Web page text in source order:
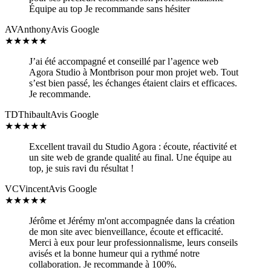
Équipe au top Je recommande sans hésiter
AVAnthonyAvis Google
★★★★★
J’ai été accompagné et conseillé par l’agence web
Agora Studio à Montbrison pour mon projet web. Tout
s’est bien passé, les échanges étaient clairs et efficaces.
Je recommande.
TDThibaultAvis Google
★★★★★
Excellent travail du Studio Agora : écoute, réactivité et
un site web de grande qualité au final. Une équipe au
top, je suis ravi du résultat !
VCVincentAvis Google
★★★★★
Jérôme et Jérémy m'ont accompagnée dans la création
de mon site avec bienveillance, écoute et efficacité.
Merci à eux pour leur professionnalisme, leurs conseils
avisés et la bonne humeur qui a rythmé notre
collaboration. Je recommande à 100%.